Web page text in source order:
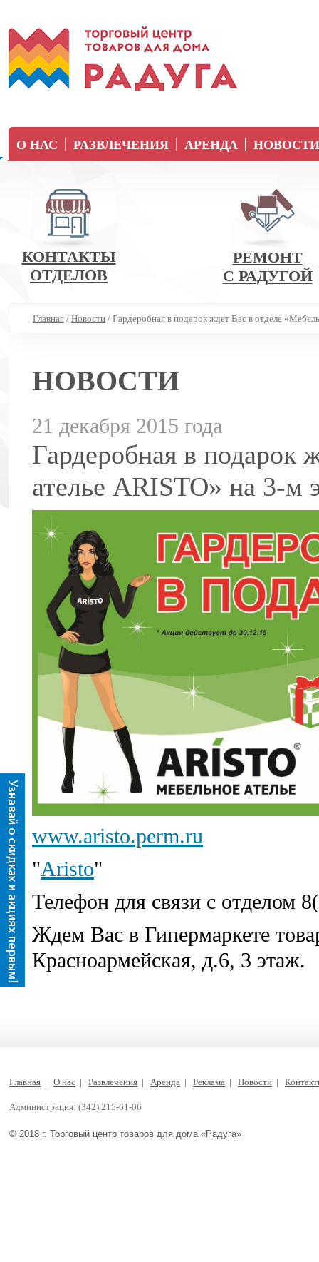
О НАС РАЗВЛЕЧЕНИЯ АРЕНДА НОВОСТИ
КОНТАКТЫ
ОТДЕЛОВ
РЕМОНТ
С РАДУГОЙ
Главная / Новости / Гардеробная в подарок ждет Вас в отделе
НОВОСТИ
21 декабря 2015 года
Гардеробная в подарок
ателье ARISTO» на 3-м
www.aristo.perm.ru
"Aristo"
Телефон для связи с отделом
Ждем Вас в Гипермаркете
Красноармейская, д.6, 3 этаж.
Администрация: (342) 215-61-06
© 2018 г. Торговый центр товаров для дома «Радуга»
Главная | О нас | Развлечения | Аренда | Реклама | Новости |